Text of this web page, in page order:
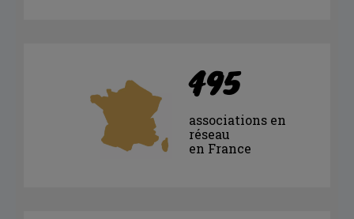
495
associations en
réseau
en France